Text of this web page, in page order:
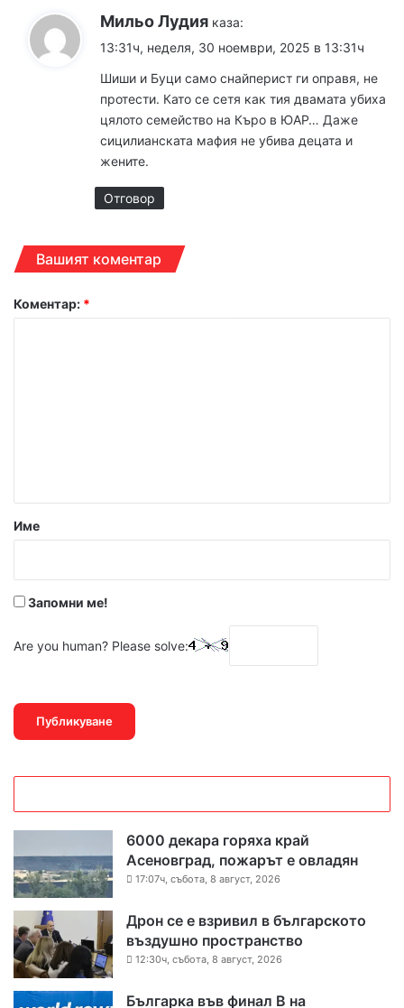
Мильо Лудия каза:
13:31ч, неделя, 30 ноември, 2025 в 13:31ч
Шиши и Буци само снайперист ги оправя, не
протести. Като се сетя как тия двамата убиха
цялото семейство на Къро в ЮАР… Даже
сицилианската мафия не убива децата и
жените.
Отговор
Вашият коментар
Коментар: *
Име
Запомни ме!
Are you human? Please solve:
6000 декара горяха край
Асеновград, пожарът е овладян
17:07ч, събота, 8 август, 2026
Дрон се е взривил в българското
въздушно пространство
12:30ч, събота, 8 август, 2026
Българка във финал B на